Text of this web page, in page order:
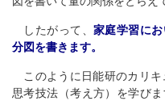
したがって、 家庭学習に
分図を書きます。
このように日能研のカリキ
思考技法（考え方）を学び